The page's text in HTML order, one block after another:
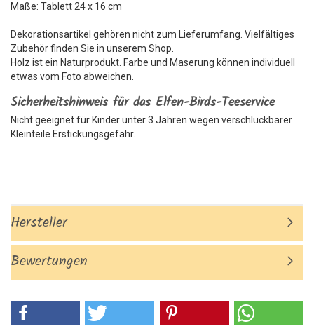
Maße: Tablett 24 x 16 cm
Dekorationsartikel gehören nicht zum Lieferumfang. Vielfältiges
Zubehör finden Sie in unserem Shop.
Holz ist ein Naturprodukt. Farbe und Maserung können individuell
etwas vom Foto abweichen.
Sicherheitshinweis für das Elfen-Birds-Teeservice
Nicht geeignet für Kinder unter 3 Jahren wegen verschluckbarer
Kleinteile.Erstickungsgefahr.
Hersteller
Bewertungen